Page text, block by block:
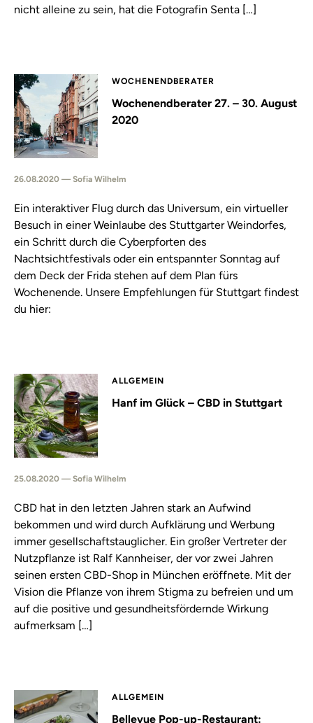
nicht alleine zu sein, hat die Fotografin Senta […]
WOCHENENDBERATER
Wochenendberater 27. – 30. August
2020
26.08.2020 — Sofia Wilhelm
Ein interaktiver Flug durch das Universum, ein virtueller
Besuch in einer Weinlaube des Stuttgarter Weindorfes,
ein Schritt durch die Cyberpforten des
Nachtsichtfestivals oder ein entspannter Sonntag auf
dem Deck der Frida stehen auf dem Plan fürs
Wochenende. Unsere Empfehlungen für Stuttgart findest
du hier:
ALLGEMEIN
Hanf im Glück – CBD in Stuttgart
25.08.2020 — Sofia Wilhelm
CBD hat in den letzten Jahren stark an Aufwind
bekommen und wird durch Aufklärung und Werbung
immer gesellschaftstauglicher. Ein großer Vertreter der
Nutzpflanze ist Ralf Kannheiser, der vor zwei Jahren
seinen ersten CBD-Shop in München eröffnete. Mit der
Vision die Pflanze von ihrem Stigma zu befreien und um
auf die positive und gesundheitsfördernde Wirkung
aufmerksam […]
ALLGEMEIN
Bellevue Pop-up-Restaurant: